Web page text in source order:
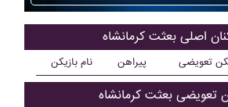
اصلی بعثت کرمانشاه
نام بازیکن پیراهن تعویضی
تعویضی بعثت کرمانشاه